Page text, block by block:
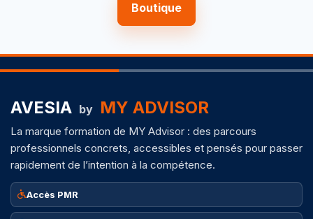
Boutique
AVESIA by MY ADVISOR
La marque formation de MY Advisor : des parcours
professionnels concrets, accessibles et pensés pour passer
rapidement de l’intention à la compétence.
Accès PMR